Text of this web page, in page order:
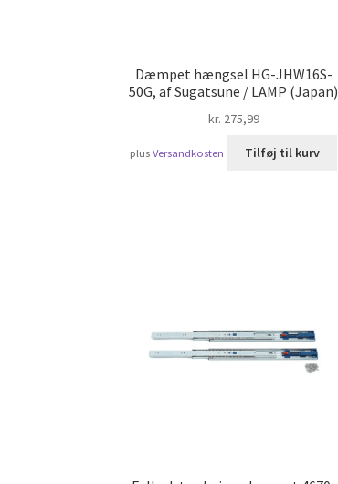
Dæmpet hængsel HG-JHW16S-
50G, af Sugatsune / LAMP (Japan)
kr. 275,99
plus Versandkosten Tilføj til kurv